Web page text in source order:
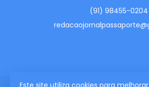
Este site utiliza cookies para
(91) 98455-0204